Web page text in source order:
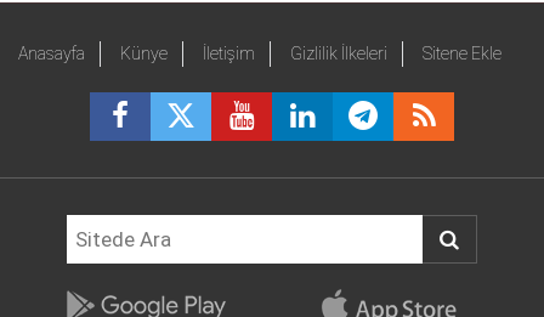
Anasayfa Künye İletişim Gizlilik İlkeleri Sitene Ekle